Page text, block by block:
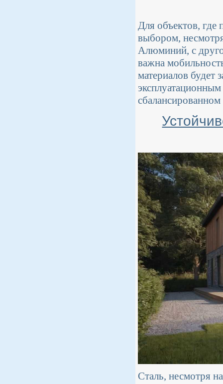
Для объектов, где
выбором,
Алюминий, с
важна
материалов будет
Сталь, несмотря